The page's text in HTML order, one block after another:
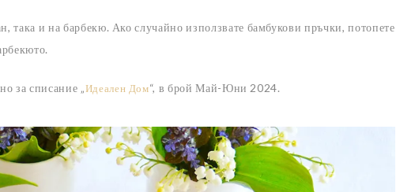
така и на барбекю. Ако случайно използвате бамбукови пръчки, потопете
за списание „Идеален Дом“, в брой Май-Юни 2024.